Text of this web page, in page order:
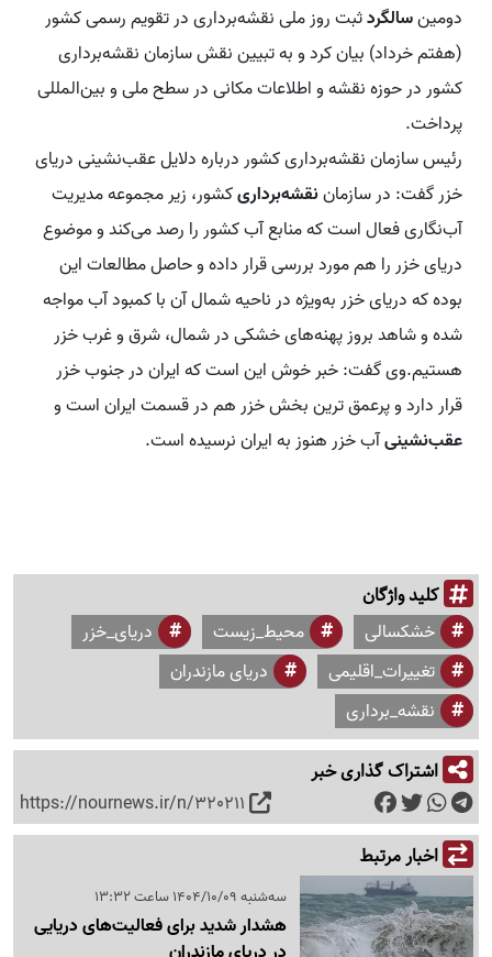
دومینسالگردثبت روز ملی نقشه‌برداری در تقویم رسمی کشور
(هفتم خرداد) بیان کرد و به تبیین نقش سازمان نقشه‌برداری
کشور در حوزه نقشه و اطلاعات مکانی در سطح ملی و بین‌المللى
پرداخت.
رئیس سازمان نقشه‌بردارى کشور درباره دلایل عقب‌نشینی دریای
خزر گفت: در سازماننقشه‌بردارىکشور، زیر مجموعه مدیریت
آب‌نگارى فعال است که منابع آب کشور را رصد می‌کند و موضوع
دریای خزر را هم مورد بررسى قرار داده و حاصل مطالعات این
بوده که دریای خزر به‌ویژه در ناحیه شمال آن با کمبود آب مواجه
شده و شاهد بروز پهنه‌هاى خشکی در شمال، شرق و غرب خزر
هستیم.وى گفت: خبر خوش این است که ایران در جنوب خزر
قرار دارد و پرعمق ترین بخش خزر هم در قسمت ایران است و
عقب‌نشینیآب خزر هنوز به ایران نرسیده است.
کلید واژگان
خشکسالی محیط_زیست
دریای_خزر
تغییرات_اقلیمی
دریای مازندران
نقشه_برداری
اشتراک گذاری خبر
https://nournews.ir/n/320211
اخبار مرتبط
سه‌شنبه 1404/10/09 ساعت 13:32
هشدار شدید برای فعالیت‌های دریایی